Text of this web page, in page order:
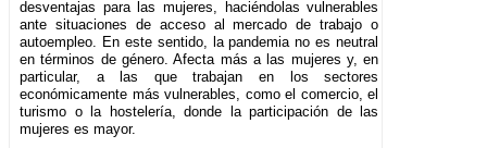
desventajas para las mujeres, haciéndolas vulnerables
ante situaciones de acceso al mercado de trabajo o
autoempleo. En este sentido, la pandemia no es neutral
en términos de género. Afecta más a las mujeres y, en
particular, a las que trabajan en los sectores
económicamente más vulnerables, como el comercio, el
turismo o la hostelería, donde la participación de las
mujeres es mayor.